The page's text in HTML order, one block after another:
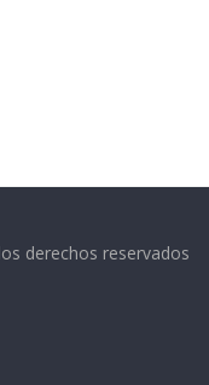
derechos reservados